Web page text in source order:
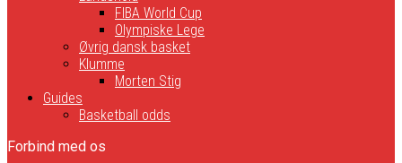
FIBA World Cup
Olympiske Lege
Øvrig dansk basket
Klumme
Morten Stig
Guides
Basketball odds
Forbind med os